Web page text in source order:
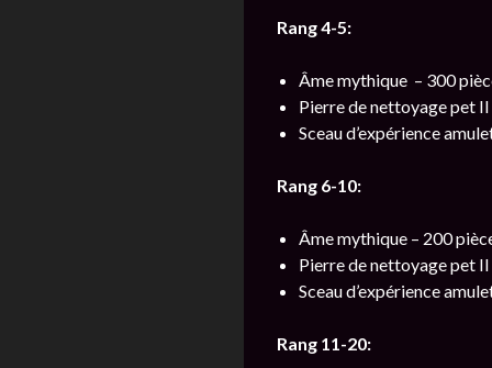
Rang 4-5:
Âme mythique – 300
Pierre de nettoyage pet II
Sceau d’expérience
Rang 6-10:
Âme mythique – 200
Pierre de nettoyage pet II
Sceau d’expérience
Rang 11-20: